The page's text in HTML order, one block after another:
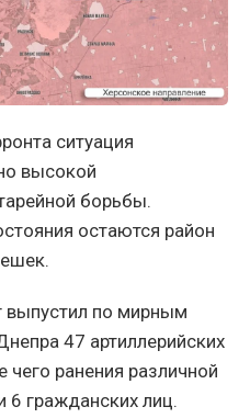
ситуация
высокой
борьбы.
остаются район
выпустил по мирным
47 артиллерийских
чего ранения различной
6 гражданских лиц.